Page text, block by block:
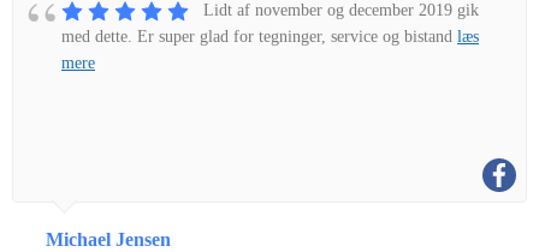
Lidt af november og december 2019 gik
med dette. Er super glad for tegninger, service og bistand læs
mere
Michael Jensen